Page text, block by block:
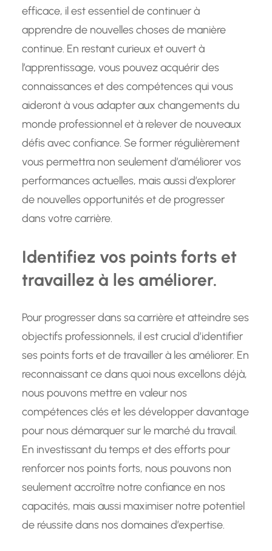
efficace, il est essentiel de continuer à
apprendre de nouvelles choses de manière
continue. En restant curieux et ouvert à
l’apprentissage, vous pouvez acquérir des
connaissances et des compétences qui vous
aideront à vous adapter aux changements du
monde professionnel et à relever de nouveaux
défis avec confiance. Se former régulièrement
vous permettra non seulement d’améliorer vos
performances actuelles, mais aussi d’explorer
de nouvelles opportunités et de progresser
dans votre carrière.
Identifiez vos points forts et
travaillez à les améliorer.
Pour progresser dans sa carrière et atteindre ses
objectifs professionnels, il est crucial d’identifier
ses points forts et de travailler à les améliorer. En
reconnaissant ce dans quoi nous excellons déjà,
nous pouvons mettre en valeur nos
compétences clés et les développer davantage
pour nous démarquer sur le marché du travail.
En investissant du temps et des efforts pour
renforcer nos points forts, nous pouvons non
seulement accroître notre confiance en nos
capacités, mais aussi maximiser notre potentiel
de réussite dans nos domaines d’expertise.